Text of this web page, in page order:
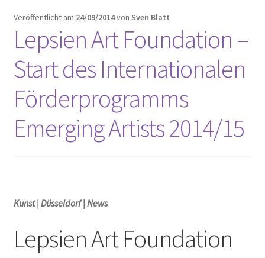
Leinwände
Zeichnen/Kolorieren
Papier
Linoldruck
Bücher
Schule
Veröffentlicht am 24/09/2014von Sven Blatt
Lepsien Art Foundation –
Start des Internationalen
Förderprogramms
Emerging Artists 2014/15
Kunst | Düsseldorf | News
Lepsien Art Foundation